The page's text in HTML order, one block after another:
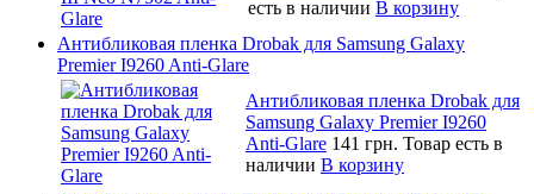
есть в наличии В корзину
Антибликовая пленка Drobak для Samsung Galaxy
Premier I9260 Anti-Glare
Антибликовая пленка Drobak для
Samsung Galaxy Premier I9260
Anti-Glare 141 грн. Товар есть в
наличии В корзину